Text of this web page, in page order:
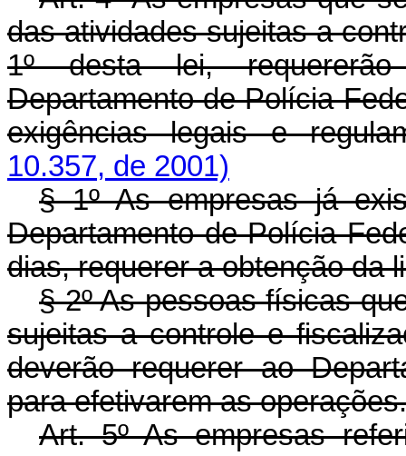
das atividades sujeitas a
1º desta lei,
Departamento de Polícia
exigências legais e
10.357, de 2001)
§ 1º As empresas já
Departamento de Polícia
dias, requerer a obtenção da
§ 2º As pessoas físicas
sujeitas a controle e
deverão requerer ao
para efetivarem as operações.
Art. 5º As empresas